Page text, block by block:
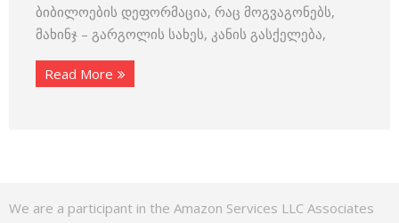
ბიბილოების დეფორმაცია, რაც მოგვაგონებს,
მახინჯ – გარგოლის სახეს, კანის გასქელება,
Read More
We are a participant in the Amazon Services LLC Associates